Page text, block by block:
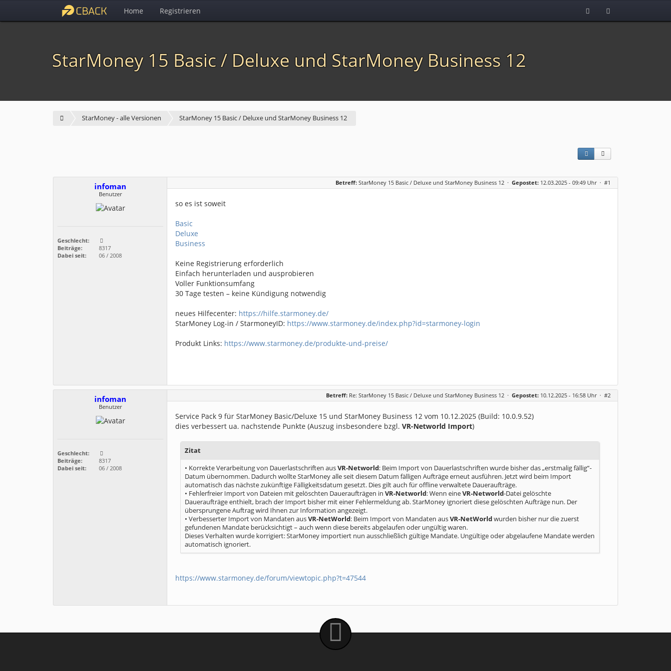
Home Registrieren
StarMoney 15 Basic / Deluxe und StarMoney Business 12
StarMoney - alle Versionen StarMoney 15 Basic / Deluxe und StarMoney Business 12
infoman
Benutzer
Geschlecht:
Beiträge:
8317
Dabei seit:
06 / 2008
Betreff: StarMoney 15 Basic / Deluxe und StarMoney Business 12 · Gepostet: 12.03.2025 - 09:49 Uhr · #1
so es ist soweit
Basic
Deluxe
Business
Keine Registrierung erforderlich
Einfach herunterladen und ausprobieren
Voller Funktionsumfang
30 Tage testen – keine Kündigung notwendig
neues Hilfecenter: https://hilfe.starmoney.de/
StarMoney Log-in / StarmoneyID: https://www.starmoney.de/index.php?id=starmoney-login
Produkt Links: https://www.starmoney.de/produkte-und-preise/
infoman
Benutzer
Geschlecht:
Beiträge:
8317
Dabei seit:
06 / 2008
Betreff: Re: StarMoney 15 Basic / Deluxe und StarMoney Business 12 · Gepostet: 10.12.2025 - 16:58 Uhr · #2
Service Pack 9 für StarMoney Basic/Deluxe 15 und StarMoney Business 12 vom 10.12.2025 (Build: 10.0.9.52)
dies verbessert ua. nachstende Punkte (Auszug insbesondere bzgl. VR-Networld Import)
Zitat
• Korrekte Verarbeitung von Dauerlastschriften ausVR-Networld: Beim Import von Dauerlastschriften wurde bisher das „erstmalig fällig“-
Datum übernommen. Dadurch wollte StarMoney alle seit diesem Datum fälligen Aufträge erneut ausführen. Jetzt wird beim Import
automatisch das nächste zukünftige Fälligkeitsdatum gesetzt. Dies gilt auch für offline verwaltete Daueraufträge.
• Fehlerfreier Import von Dateien mit gelöschten Daueraufträgen in VR-Networld: Wenn eineVR-Networld-Datei gelöschte
Daueraufträge enthielt, brach der Import bisher mit einer Fehlermeldung ab. StarMoney ignoriert diese gelöschten Aufträge nun. Der
übersprungene Auftrag wird Ihnen zur Information angezeigt.
• Verbesserter Import von Mandaten ausVR-NetWorld: Beim Import von Mandaten ausVR-NetWorldwurden bisher nur die zuerst
gefundenen Mandate berücksichtigt – auch wenn diese bereits abgelaufen oder ungültig waren.
Dieses Verhalten wurde korrigiert: StarMoney importiert nun ausschließlich gültige Mandate. Ungültige oder abgelaufene Mandate werden
automatisch ignoriert.
https://www.starmoney.de/forum/viewtopic.php?t=47544